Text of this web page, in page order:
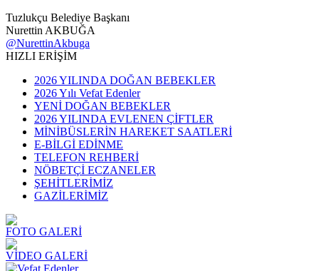
Tuzlukçu Belediye Başkanı
Nurettin AKBUĞA
@NurettinAkbuga
HIZLI ERİŞİM
2026 YILINDA DOĞAN BEBEKLER
2026 Yılı Vefat Edenler
YENİ DOĞAN BEBEKLER
2026 YILINDA EVLENEN ÇİFTLER
MİNİBÜSLERİN HAREKET SAATLERİ
E-BİLGİ EDİNME
TELEFON REHBERİ
NÖBETÇİ ECZANELER
ŞEHİTLERİMİZ
GAZİLERİMİZ
FOTO GALERİ
VİDEO GALERİ